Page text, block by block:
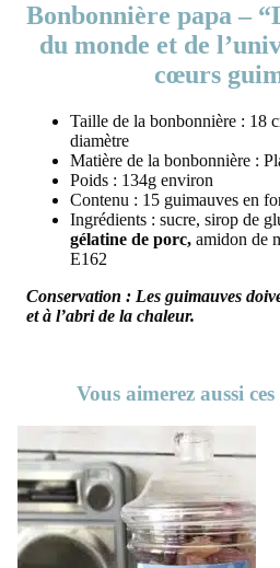
Bonbonnière papa –
du monde et de
cœurs
Taille de la bonbonnière : 18
diamètre
Matière de la bonbonnière :
Poids : 134g environ
Contenu : 15 guimauves en
Ingrédients : sucre, sirop de
gélatine de porc, amidon de
E162
Conservation : Les guimauves
et à l’abri de la chaleur.
Vous aimerez aussi ces